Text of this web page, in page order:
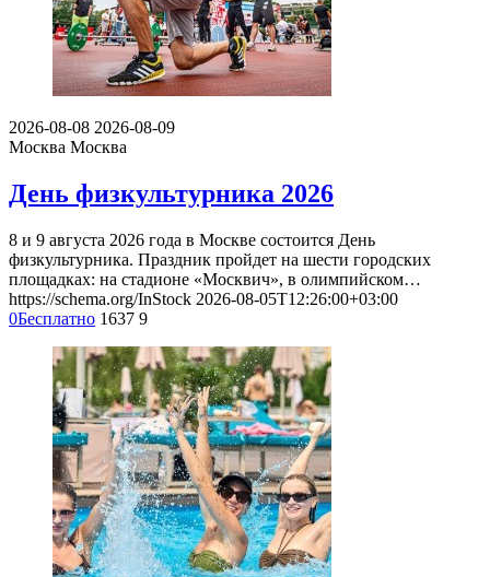
2026-08-08 2026-08-09
Москва Москва
День физкультурника 2026
8 и 9 августа 2026 года в Москве состоится День
физкультурника. Праздник пройдет на шести городских
площадках: на стадионе «Москвич», в олимпийском…
https://schema.org/InStock 2026-08-05T12:26:00+03:00
0Бесплатно 1637 9